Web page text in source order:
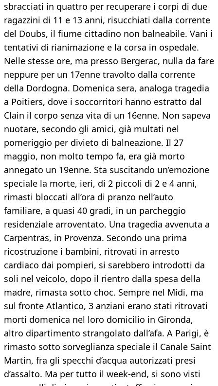
sbracciati in quattro per recuperare i corpi di due
ragazzini di 11 e 13 anni, risucchiati dalla corrente
del Doubs, il fiume cittadino non balneabile. Vani i
tentativi di rianimazione e la corsa in ospedale.
Nelle stesse ore, ma presso Bergerac, nulla da fare
neppure per un 17enne travolto dalla corrente
della Dordogna. Domenica sera, analoga tragedia
a Poitiers, dove i soccorritori hanno estratto dal
Clain il corpo senza vita di un 16enne. Non sapeva
nuotare, secondo gli amici, già multati nel
pomeriggio per divieto di balneazione. Il 27
maggio, non molto tempo fa, era già morto
annegato un 19enne. Sta suscitando un’emozione
speciale la morte, ieri, di 2 piccoli di 2 e 4 anni,
rimasti bloccati all’ora di pranzo nell’auto
familiare, a quasi 40 gradi, in un parcheggio
residenziale arroventato. Una tragedia avvenuta a
Carpentras, in Provenza. Secondo una prima
ricostruzione i bambini, ritrovati in arresto
cardiaco dai pompieri, si sarebbero introdotti da
soli nel veicolo, dopo il rientro dalla spesa della
madre, rimasta sotto choc. Sempre nel Midi, ma
sul fronte Atlantico, 3 anziani erano stati ritrovati
morti domenica nel loro domicilio in Gironda,
altro dipartimento strangolato dall’afa. A Parigi, è
rimasto sotto sorveglianza speciale il Canale Saint
Martin, fra gli specchi d’acqua autorizzati presi
d’assalto. Ma per tutto il week-end, si sono visti